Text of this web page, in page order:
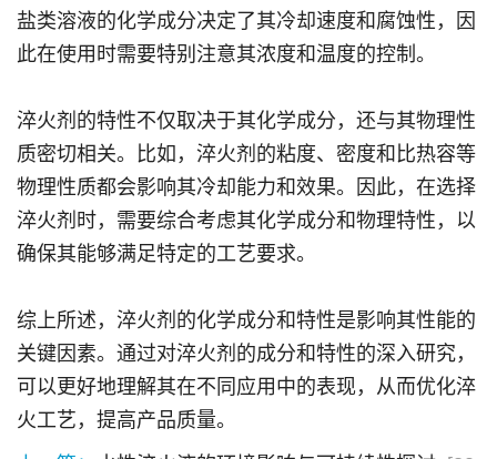
盐类溶液的化学成分决定了其冷却速度和腐蚀性，因
此在使用时需要特别注意其浓度和温度的控制。
淬火剂的特性不仅取决于其化学成分，还与其物理性
质密切相关。比如，淬火剂的粘度、密度和比热容等
物理性质都会影响其冷却能力和效果。因此，在选择
淬火剂时，需要综合考虑其化学成分和物理特性，以
确保其能够满足特定的工艺要求。
综上所述，淬火剂的化学成分和特性是影响其性能的
关键因素。通过对淬火剂的成分和特性的深入研究，
可以更好地理解其在不同应用中的表现，从而优化淬
火工艺，提高产品质量。